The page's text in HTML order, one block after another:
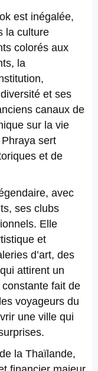
est inégalée,
la culture
colorés aux
la
et ses
canaux de
sur la vie
sert
et de
avec
ses clubs
Elle
et
d’art, des
attirent un
fait de
voyageurs du
une ville qui
la Thaïlande,